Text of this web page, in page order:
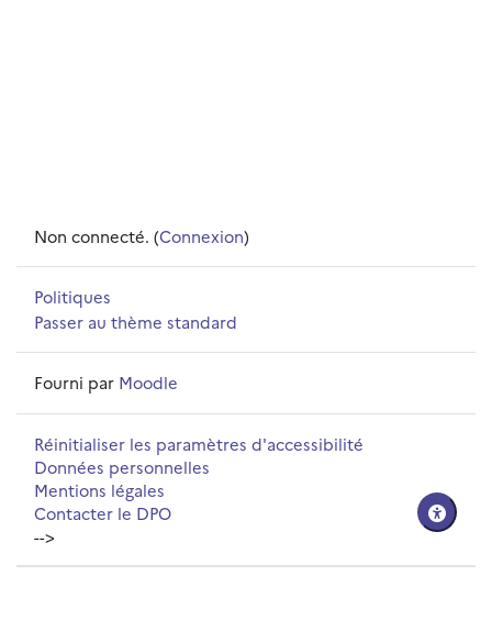
Non connecté. (Connexion)
Politiques
Passer au thème standard
Fourni par Moodle
Réinitialiser les paramètres d'accessibilité
Données personnelles
Mentions légales
Contacter le DPO
-->